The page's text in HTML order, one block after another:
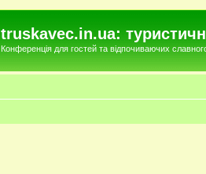
truskavec.in.ua:
Конференція для гостей та відпочиваючих